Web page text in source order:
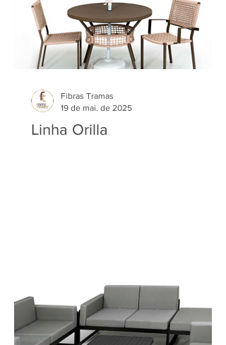
Linha Orilla
Fibras Tramas
19 de mai. de 2025